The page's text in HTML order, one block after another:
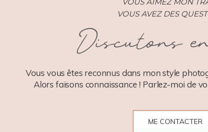
VOUS AVEZ DES
Discutons
Vous vous êtes reconnus dans mon style
Alors faisons connaissance ! Parlez-moi de
ME CONTACTER